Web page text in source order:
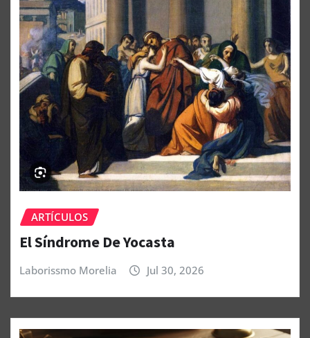
ARTÍCULOS
El Síndrome De Yocasta
Laborissmo Morelia Jul 30, 2026